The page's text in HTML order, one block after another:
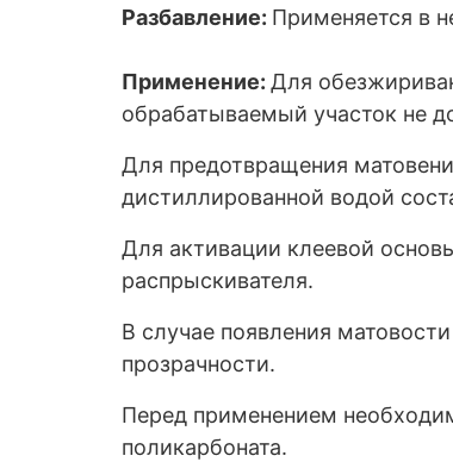
Разбавление: Применяется в
Применение: Для
обрабатываемый участок не
Для предотвращения
дистиллированной водой
Для активации клеевой
распрыскивателя.
В случае появления
прозрачности.
Перед применением
поликарбоната.